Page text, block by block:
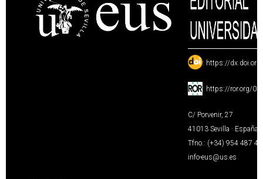
: https://
: https://ror.org/
C/ Porvenir, 27
41013 Sevilla · España
Tfno.: (+34) 954 487
info-eus@us.es